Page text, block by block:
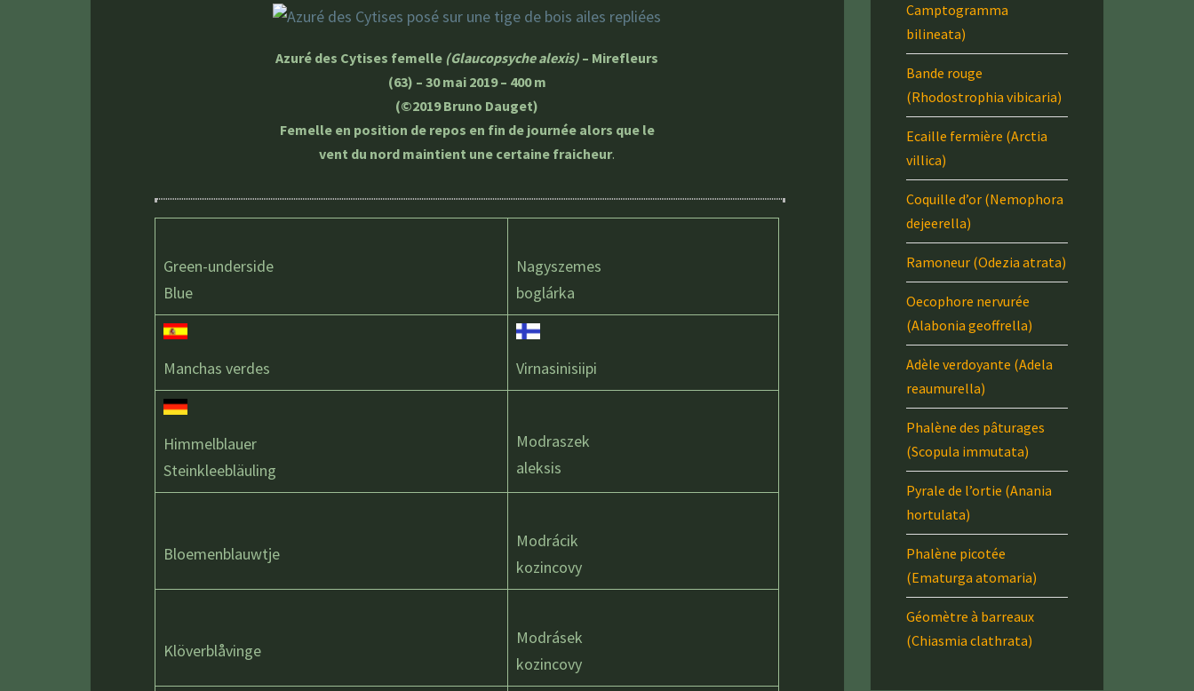
Azuré des Cytises femelle (Glaucopsyche alexis) – Mirefleurs
(63) – 30 mai 2019 – 400 m
(©2019 Bruno Dauget)
Femelle en position de repos en fin de journée alors que le
vent du nord maintient une certaine fraicheur.
Green-underside
Blue
Nagyszemes
boglárka
Manchas verdes Virnasinisiipi
Himmelblauer
Steinkleebläuling
Modraszek
aleksis
Bloemenblauwtje
Modrácik
kozincovy
Klöverblåvinge
Modrásek
kozincovy
Camptogramma
bilineata)
Bande rouge
(Rhodostrophia vibicaria)
Ecaille fermière (Arctia
villica)
Coquille d’or (Nemophora
dejeerella)
Ramoneur (Odezia atrata)
Oecophore nervurée
(Alabonia geoffrella)
Adèle verdoyante (Adela
reaumurella)
Phalène des pâturages
(Scopula immutata)
Pyrale de l’ortie (Anania
hortulata)
Phalène picotée
(Ematurga atomaria)
Géomètre à barreaux
(Chiasmia clathrata)